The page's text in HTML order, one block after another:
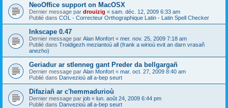
NeoOffice support on MacOSX
Dernier message par drouizig « sam. déc. 12, 2009 6:33 am
Publié dans COL - Correcteur Orthographique Latin - Latin Spell Checker
Inkscape 0.47
Dernier message par Alan Monfort « mer. nov. 25, 2009 7:18 am
Publié dans Troidigezh meziantoù all (frank a wirioù evit an darn vrasañ
anezho)
Geriadur ar stlenneg gant Preder da bellgargañ
Dernier message par Alan Monfort « mar. oct. 27, 2009 8:40 am
Publié dans Danvezioù all a-bep seurt
Difaziañ ar c'hemmadurioù
Dernier message par job « lun. août 24, 2009 6:44 pm
Publié dans Danvezioù all a-bep seurt